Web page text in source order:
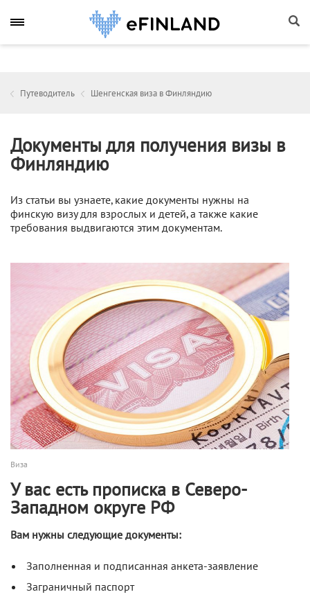
Путеводитель Шенгенская виза в Финляндию
Документы для получения визы в
Финляндию
Из статьи вы узнаете, какие документы нужны на
финскую визу для взрослых и детей, а также какие
требования выдвигаются этим документам.
Виза
У вас есть прописка в Северо-
Западном округе РФ
Вам нужны следующие документы:
Заполненная и подписанная анкета-заявление
Заграничный паспорт